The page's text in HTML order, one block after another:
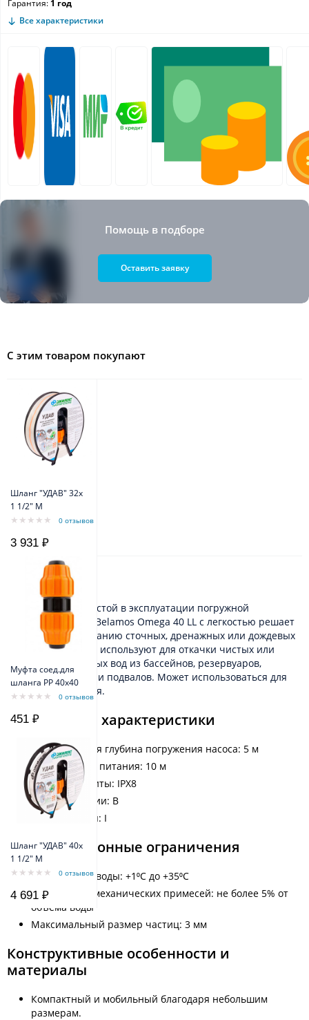
Гарантия: 1 год
Все характеристики
Помощь в подборе
Оставить заявку
С этим товаром покупают
Шланг "УДАВ" 32х
1 1/2" M
0 отзывов
3 931 ₽
Муфта соед.для
шланга РР 40х40
0 отзывов
451 ₽
Шланг "УДАВ" 40х
1 1/2" M
0 отзывов
4 691 ₽
Описание
Компактный и простой в эксплуатации погружной
дренажный насос Belamos Omega 40 LL с легкостью решает
задачи по откачиванию сточных, дренажных или дождевых
вод. Данный насос используют для откачки чистых или
слегка загрязненных вод из бассейнов, резервуаров,
погребов, канав или подвалов. Может использоваться для
полива и орошения.
Технические характеристики
Максимальная глубина погружения насоса: 5 м
Длина кабеля питания: 10 м
Степень защиты: IPX8
Класс изоляции: B
Класс защиты: I
Эксплуатационные ограничения
Температура воды: +1⁰С до +35⁰С
Содержание механических примесей: не более 5% от
объема воды
Максимальный размер частиц: 3 мм
Конструктивные особенности и
материалы
Компактный и мобильный благодаря небольшим
размерам.